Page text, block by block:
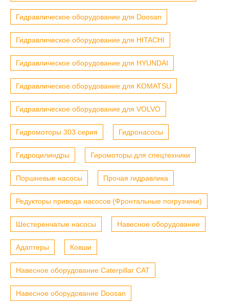
Гидравлическое оборудование для Doosan
Гидравлическое оборудование для HITACHI
Гидравлическое оборудование для HYUNDAI
Гидравлическое оборудование для KOMATSU
Гидравлическое оборудование для VOLVO
Гидромоторы 303 серия Гидронасосы
Гидроцилиндры Гиромоторы для спецтехники
Поршневые насосы Прочая гидравлика
Редукторы привода насосов (Фронтальные погрузчики)
Шестеренчатые насосы Навесное оборудование
Адаптеры Ковши
Навесное оборудование Caterpillar CAT
Навесное оборудование Doosan